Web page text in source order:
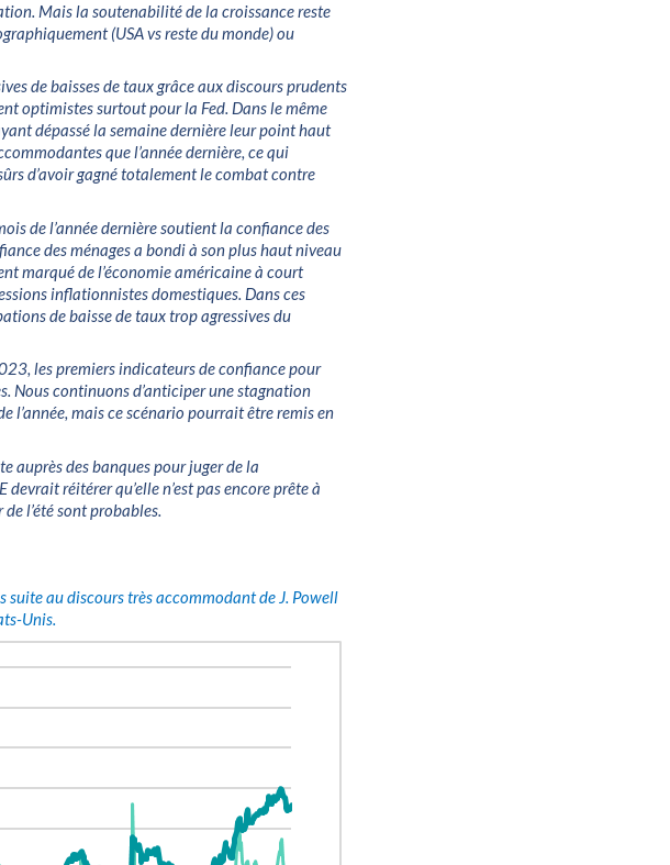
Mais la soutenabilité de la croissance reste
(USA vs reste du monde) ou
de baisses de taux grâce aux discours prudents
optimistes surtout pour la Fed. Dans le même
dépassé la semaine dernière leur point haut
que l’année dernière, ce qui
d’avoir gagné totalement le combat contre
de l’année dernière soutient la confiance des
des ménages a bondi à son plus haut niveau
marqué de l’économie américaine à court
inflationnistes domestiques. Dans ces
de baisse de taux trop agressives du
les premiers indicateurs de confiance pour
Nous continuons d’anticiper une stagnation
l’année, mais ce scénario pourrait être remis en
auprès des banques pour juger de la
réitérer qu’elle n’est pas encore prête à
l’été sont probables.
suite au discours très accommodant de J. Powell
Unis.